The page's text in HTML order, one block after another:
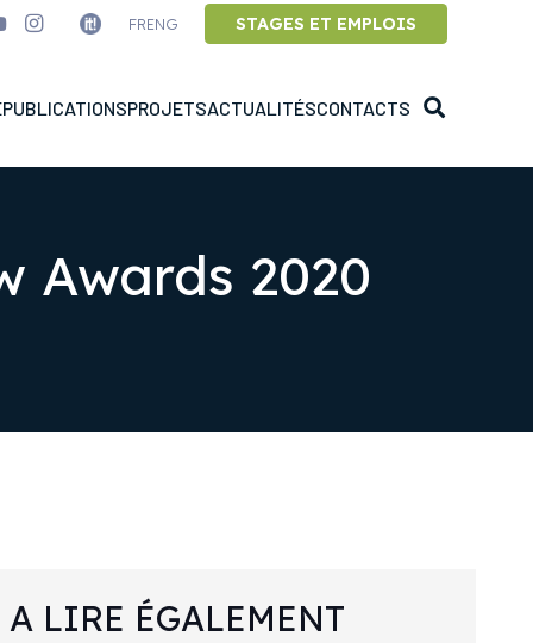
FRENG STAGES ET EMPLOIS
PUBLICATIONSPROJETSACTUALITÉSCONTACTS
Awards 2020
A LIRE ÉGALEMENT